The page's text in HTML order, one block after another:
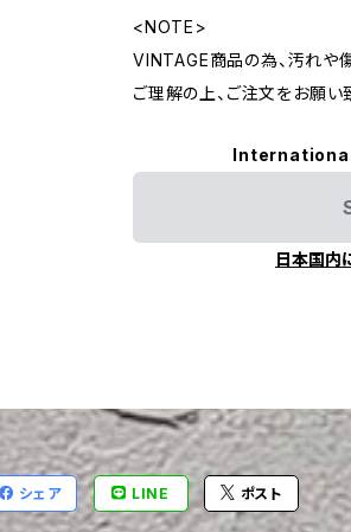
<NOTE>
VINTAGE商品の為、汚れや
ご理解の上、ご注文をお願い
日本国内
シェア LINE ポスト